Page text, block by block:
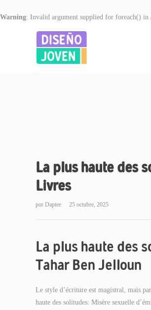
Warning: Invalid argument supplied for foreach() in
La plus haute des
Livres
por Daptee 25 octubre, 2025
La plus haute des
Tahar Ben Jelloun
Le style d’écriture est magistral, mais
haute des solitudes: Misère sexuelle